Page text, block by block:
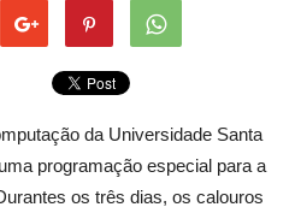
da Universidade Santa
programação especial para a
os três dias, os calouros